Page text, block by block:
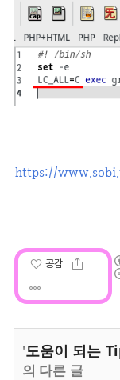
https://
공감
'도움이 되는
의 다른 글